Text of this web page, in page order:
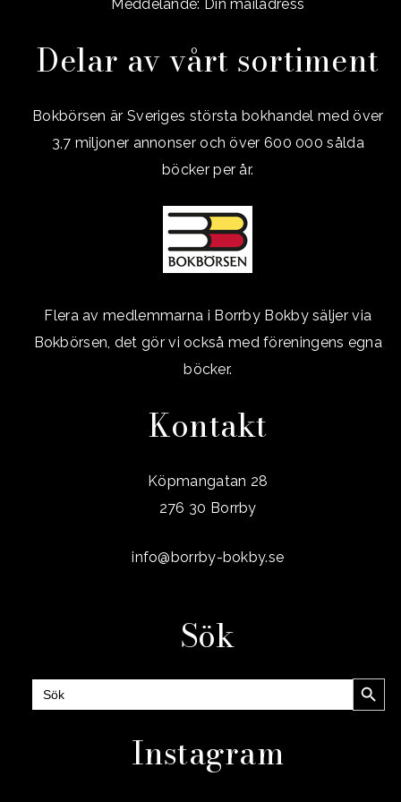
Meddelande: Din mailadress
Delar av vårt sortiment
Bokbörsen är Sveriges största bokhandel med över
3,7 miljoner annonser och över 600 000 sålda
böcker per år.
Flera av medlemmarna i Borrby Bokby säljer via
Bokbörsen, det gör vi också med föreningens egna
böcker.
Kontakt
Köpmangatan 28
276 30 Borrby
info@borrby-bokby.se
Sök
Sök
efter:
Instagram